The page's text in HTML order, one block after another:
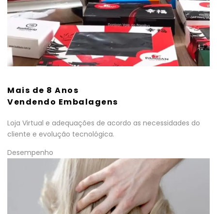
Mais de 8 Anos
Vendendo Embalagens
Loja Virtual e adequações de acordo as necessidades do
cliente e evolução tecnológica.
Desempenho